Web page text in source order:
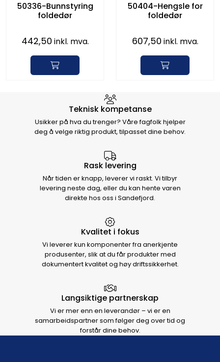
50336-Bunnstyring
foldedør
442,50 inkl. mva.
50404-Hengsle for
foldedør
607,50 inkl. mva.
Hvorfor velge Storm Halvorsen
Teknisk kompetanse
Usikker på hva du trenger? Våre fagfolk hjelper
deg å velge riktig produkt, tilpasset dine behov.
Rask levering
Når tiden er knapp, leverer vi raskt. Vi tilbyr
levering neste dag, eller du kan hente varen
direkte hos oss i Sandefjord.
Kvalitet i fokus
Vi leverer kun komponenter fra anerkjente
produsenter, slik at du får produkter med
dokumentert kvalitet og høy driftssikkerhet.
Langsiktige partnerskap
Vi er mer enn en leverandør – vi er en
samarbeidspartner som følger deg over tid og
forstår dine behov.